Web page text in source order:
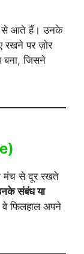
आते हैं। उनके
रखने पर ज़ोर
बना, जिसने
मंच से दूर रखते
संबंध या
फिलहाल अपने